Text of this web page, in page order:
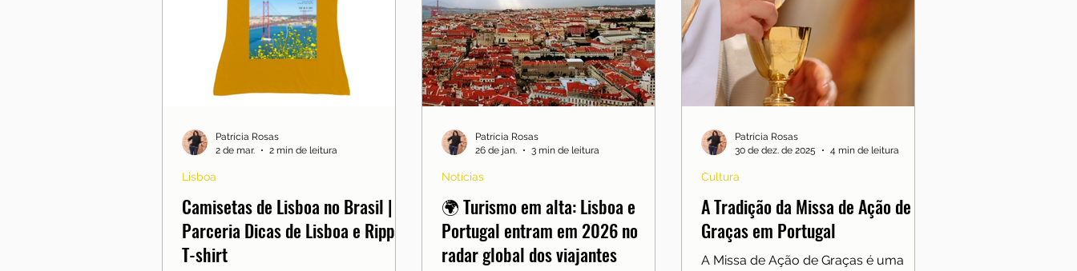
Educação Emprego Eventos História Lisboa Lisboa com crianças
Mobilidade Morar em Lisboa Notícias Porto Portugal Reflexões
Reino Unido Serra da Estrela Serviços essenciais Sítios e freguesias
Camisetas de Lisboa no Brasil |
Parceria Dicas de Lisboa e Ripple
T-shirt
Lisboa
Patrícia Rosas
2 de mar.
2 min de leitura
🌍 Turismo em alta: Lisboa e
Portugal entram em 2026 no
radar global dos viajantes
Notícias
Patrícia Rosas
26 de jan.
3 min de leitura
A Tradição da Missa de Ação de
Graças em Portugal
A Missa de Ação de Graças é uma
Cultura
Patrícia Rosas
30 de dez. de 2025
4 min de leitura